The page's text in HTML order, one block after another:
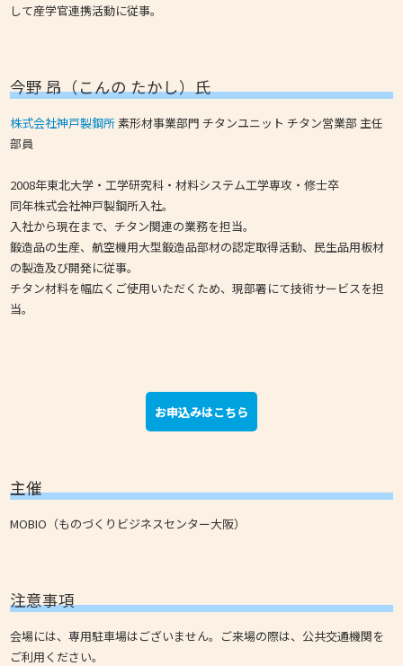
して産学官連携活動に従事。
今野 昂（こんの たかし）氏
株式会社神戸製鋼所素形材事業部門 チタンユニット チタン営業部 主任
部員
2008年東北大学・工学研究科・材料システム工学専攻・修士卒
同年株式会社神戸製鋼所入社。
入社から現在まで、チタン関連の業務を担当。
鍛造品の生産、航空機用大型鍛造品部材の認定取得活動、民生品用板材
の製造及び開発に従事。
チタン材料を幅広くご使用いただくため、現部署にて技術サービスを担
当。
お申込みはこちら
主催
MOBIO（ものづくりビジネスセンター大阪）
注意事項
会場には、専用駐車場はございません。ご来場の際は、公共交通機関を
ご利用ください。